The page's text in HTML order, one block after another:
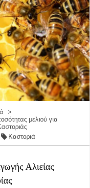
μελιού για
Καστοριά
Αλιείας